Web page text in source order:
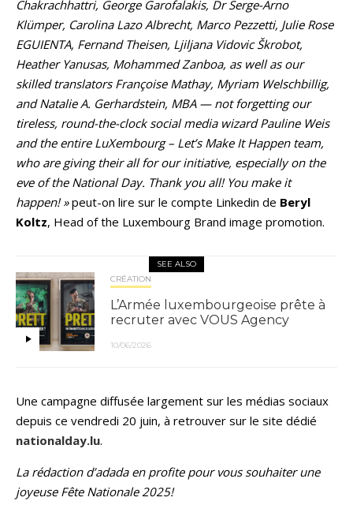
Chakrachhattri, George Garofalakis, Dr Serge-Arno
Klümper, Carolina Lazo Albrecht, Marco Pezzetti, Julie Rose
EGUIENTA, Fernand Theisen, Ljiljana Vidovic Škrobot,
Heather Yanusas, Mohammed Zanboa, as well as our
skilled translators Françoise Mathay, Myriam Welschbillig,
and Natalie A. Gerhardstein, MBA — not forgetting our
tireless, round-the-clock social media wizard Pauline Weis
and the entire LuXembourg – Let’s Make It Happen team,
who are giving their all for our initiative, especially on the
eve of the National Day. Thank you all! You make it
happen! »peut-on lire sur le compte Linkedin de Beryl
Koltz, Head of the Luxembourg Brand image promotion.
SEE ALSO
CRÉATION
L’Armée luxembourgeoise prête à
recruter avec VOUS Agency
10/06/2026
Une campagne diffusée largement sur les médias sociaux
depuis ce vendredi 20 juin, à retrouver sur le site dédié
nationalday.lu.
La rédaction d’adada en profite pour vous souhaiter une
joyeuse Fête Nationale 2025!